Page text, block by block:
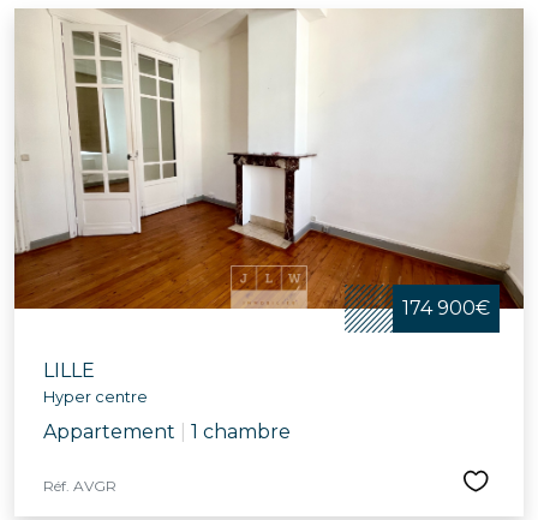
174 900€
LILLE
Hyper centre
Appartement 1 chambre
Réf. AVGR